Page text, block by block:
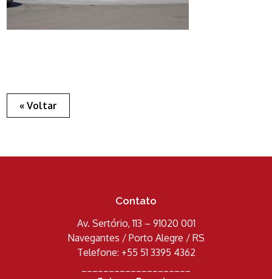
« Voltar
Contato
Av. Sertório, 113 – 91020 001
Navegantes / Porto Alegre / RS
Telefone: +55 51 3395 4362